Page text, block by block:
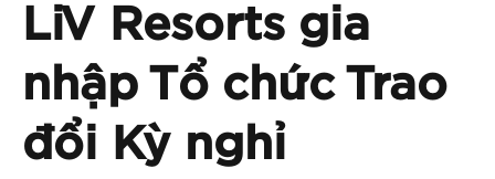
LiV Resorts gia
nhập Tổ chức Trao
đổi Kỳ nghỉ